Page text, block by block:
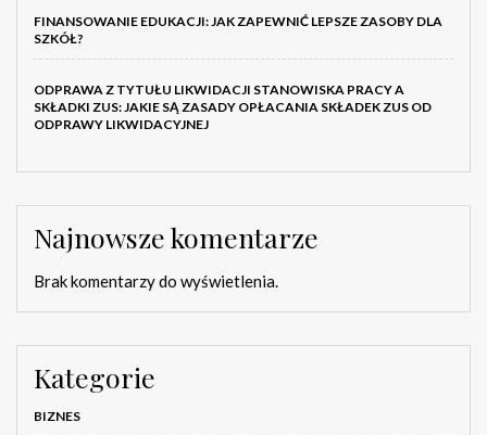
FINANSOWANIE EDUKACJI: JAK ZAPEWNIĆ LEPSZE ZASOBY DLA
SZKÓŁ?
ODPRAWA Z TYTUŁU LIKWIDACJI STANOWISKA PRACY A
SKŁADKI ZUS: JAKIE SĄ ZASADY OPŁACANIA SKŁADEK ZUS OD
ODPRAWY LIKWIDACYJNEJ
Najnowsze komentarze
Brak komentarzy do wyświetlenia.
Kategorie
BIZNES